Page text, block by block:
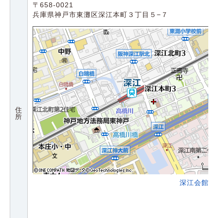
住
所
〒658-0021
兵庫県神戸市東灘区深江本町３丁目５−７
深江会館